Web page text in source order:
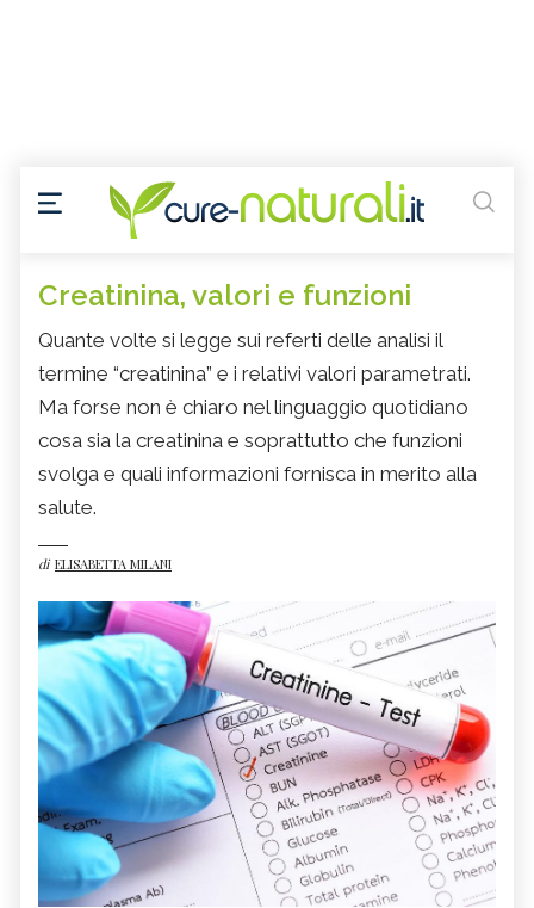
Creatinina, valori e funzioni
Quante volte si legge sui referti delle analisi il
termine “creatinina” e i relativi valori parametrati.
Ma forse non è chiaro nel linguaggio quotidiano
cosa sia la creatinina e soprattutto che funzioni
svolga e quali informazioni fornisca in merito alla
salute.
di ELISABETTA MILANI